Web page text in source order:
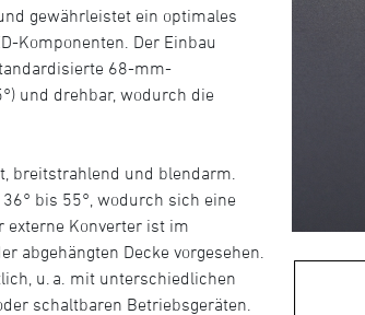
gewährleistet ein optimales
Komponenten. Der Einbau
68-mm-
und drehbar, wodurch die
breitstrahlend und blendarm.
bis 55°, wodurch sich eine
externe Konverter ist im
abgehängten Decke vorgesehen.
u. a. mit unterschiedlichen
schaltbaren Betriebsgeräten.